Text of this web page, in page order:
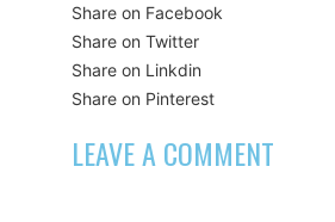
Share on Facebook
Share on Twitter
Share on Linkdin
Share on Pinterest
LEAVE A COMMENT